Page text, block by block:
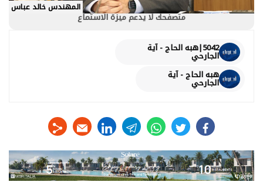
المهندس خالد عباس
متصفحك لا يدعم ميزة الاستماع
5042|هبه الحاج - آية
الجارحي
هبه الحاج - آية
الجارحي
facebook
twitter
whats
telegram
linkedin